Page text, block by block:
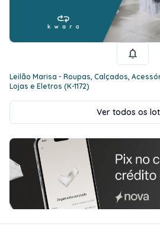
Leilão Marisa - Roupas, Calçados,
Lojas e Eletros (K-1172)
Ver todos os